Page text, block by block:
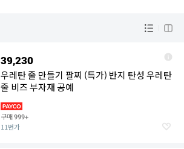
39,230
우레탄 줄 만들기 팔찌 (특가) 반지 탄성 우레탄
줄 비즈 부자재 공예
구매999+
11번가